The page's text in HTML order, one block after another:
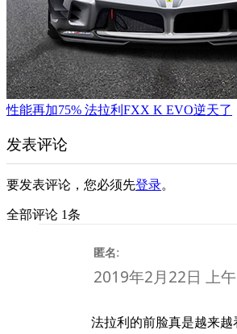
性能再加75% 法拉利FXX K EVO逆天了
发表评论
要发表评论，您必须先登录。
全部评论 1条
匿名:
2019年2月22日 上
法拉利的前脸真是越来